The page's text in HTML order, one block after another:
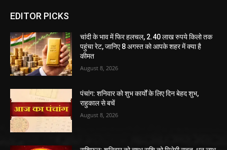
EDITOR PICKS
चांदी के भाव में फिर हलचल, 2.40 लाख रुपये किलो तक
पहुंचा रेट, जानिए 8 अगस्त को आपके शहर में क्या है
कीमत
August 8, 2026
पंचांग: शनिवार को शुभ कार्यों के लिए दिन बेहद शुभ,
राहुकाल से बचें
August 8, 2026